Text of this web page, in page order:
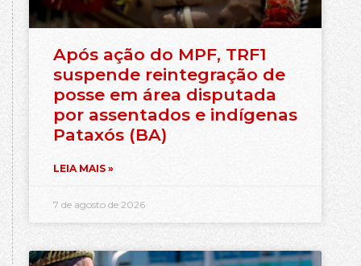
Após ação do MPF, TRF1
suspende reintegração de
posse em área disputada
por assentados e indígenas
Pataxós (BA)
LEIA MAIS »
7 de agosto de 2026